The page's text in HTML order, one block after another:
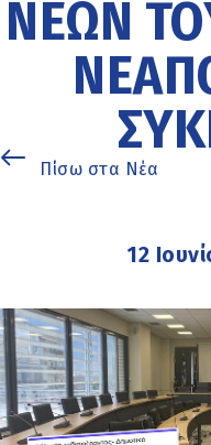
ΝΈΩΝ
Πίσω στα Νέα
12